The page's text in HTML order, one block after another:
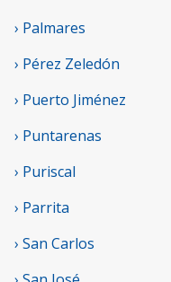
› Palmares
› Pérez Zeledón
› Puerto Jiménez
› Puntarenas
› Puriscal
› Parrita
› San Carlos